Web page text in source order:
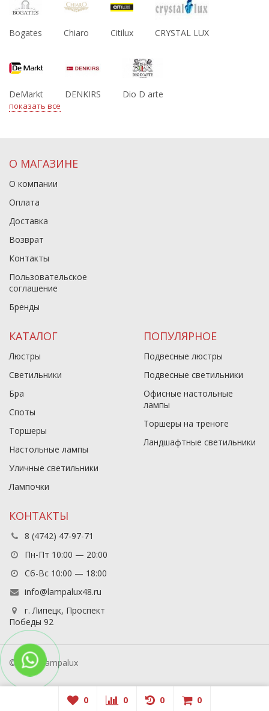
Bogates Chiaro Citilux CRYSTAL LUX
DeMarkt DENKIRS Dio D arte
показать все
О МАГАЗИНЕ
О компании
Оплата
Доставка
Возврат
Контакты
Пользовательское
соглашение
Бренды
КАТАЛОГ
Люстры
Светильники
Бра
Споты
Торшеры
Настольные лампы
Уличные светильники
Лампочки
ПОПУЛЯРНОЕ
Подвесные люстры
Подвесные светильники
Офисные настольные
лампы
Торшеры на треноге
Ландшафтные светильники
КОНТАКТЫ
8 (4742) 47-97-71
Пн-Пт 10:00 — 20:00
Сб-Вс 10:00 — 18:00
info@lampalux48.ru
г. Липецк, Проспект
Победы 92
© 2026 Lampalux
0 0 0 0